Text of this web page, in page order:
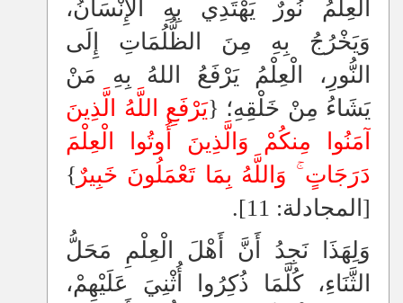
الْعِلْمُ نُورٌ يَهْتَدِي بِهِ الْإِنْسَانُ،
وَيَخْرُجُ بِهِ مِنَ الظُّلُمَاتِ إِلَى
النُّورِ، الْعِلْمُ يَرْفَعُ اللهُ بِهِ مَنْ
يَشَاءُ مِنْ خَلْقِهِ؛ {يَرْفَعِ اللَّهُ الَّذِينَ
آمَنُوا مِنكُمْ وَالَّذِينَ أُوتُوا الْعِلْمَ
دَرَجَاتٍ وَاللَّهُ بِمَا تَعْمَلُونَ خَبِيرٌ }
[المجادلة: 11].
وَلِهَذَا نَجِدُ أَنَّ أَهْلَ الْعِلْمِ مَحَلُّ
الثَّنَاءِ، كُلَّمَا ذُكِرُوا أُثْنِيَ عَلَيْهِمْ،